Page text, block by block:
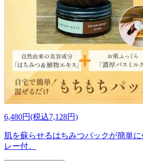
6,480円(税込7,128円)
肌を蘇らせるはちみつパックが簡単
レー付。